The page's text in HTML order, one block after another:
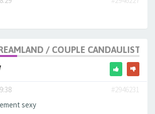
/ COUPLE CANDAULISTE
#2946231
sexy